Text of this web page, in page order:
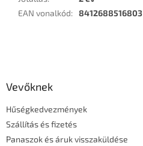
EAN vonalkód: 8412688516803
Vevőknek
Hűségkedvezmények
Szállítás és fizetés
Panaszok és áruk visszaküldése